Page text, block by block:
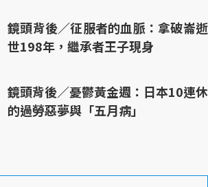
鏡頭背後／征服者的血脈：拿破崙逝
世198年，繼承者王子現身
鏡頭背後／憂鬱黃金週：日本10連休
的過勞惡夢與「五月病」